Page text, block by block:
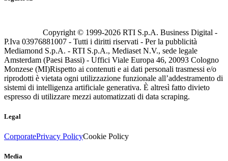
Copyright © 1999-2026 RTI S.p.A. Business Digital -
P.Iva 03976881007 - Tutti i diritti riservati - Per la pubblicità
Mediamond S.p.A. - RTI S.p.A., Mediaset N.V., sede legale
Amsterdam (Paesi Bassi) - Uffici Viale Europa 46, 20093 Cologno
Monzese (MI)Rispetto ai contenuti e ai dati personali trasmessi e/o
riprodotti è vietata ogni utilizzazione funzionale all’addestramento di
sistemi di intelligenza artificiale generativa. È altresì fatto divieto
espresso di utilizzare mezzi automatizzati di data scraping.
Legal
CorporatePrivacy PolicyCookie Policy
Media